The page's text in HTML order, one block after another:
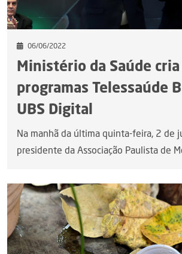
06/06/2022
Ministério da Saúde cria
programas Telessaúde
UBS Digital
Na manhã da última quinta-feira, 2 de
presidente da Associação Paulista de